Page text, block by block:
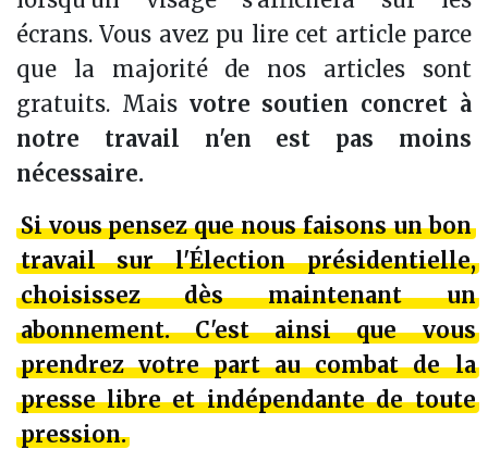
écrans. Vous avez pu lire cet article parce
que la majorité de nos articles sont
gratuits. Mais votre soutien concret à
notre travail n'en est pas moins
nécessaire.
Si vous pensez quenous faisons un bon
travail sur l'Élection présidentielle,
choisissez dès maintenant un
abonnement. C'est ainsi quevous
prendrez votre partau combat de la
presse libre et indépendante de toute
pression.